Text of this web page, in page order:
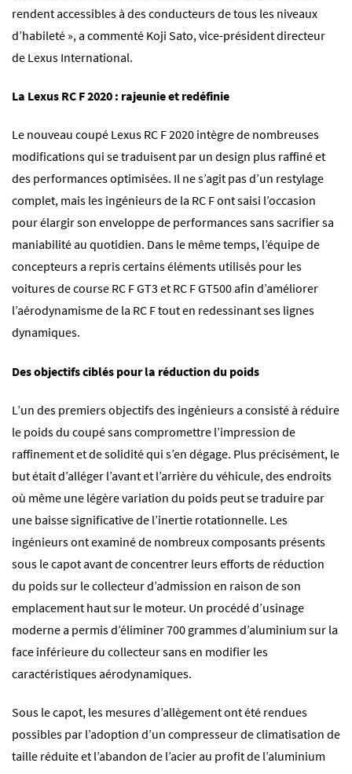
rendent accessibles à des conducteurs de tous les niveaux
d’habileté », a commenté Koji Sato, vice-président directeur
de Lexus International.
La Lexus RC F 2020 : rajeunie et redéfinie
Le nouveau coupé Lexus RC F 2020 intègre de nombreuses
modifications qui se traduisent par un design plus raffiné et
des performances optimisées. Il ne s’agit pas d’un restylage
complet, mais les ingénieurs de la RC F ont saisi l’occasion
pour élargir son enveloppe de performances sans sacrifier sa
maniabilité au quotidien. Dans le même temps, l’équipe de
concepteurs a repris certains éléments utilisés pour les
voitures de course RC F GT3 et RC F GT500 afin d’améliorer
l’aérodynamisme de la RC F tout en redessinant ses lignes
dynamiques.
Des objectifs ciblés pour la réduction du poids
L’un des premiers objectifs des ingénieurs a consisté à réduire
le poids du coupé sans compromettre l’impression de
raffinement et de solidité qui s’en dégage. Plus précisément, le
but était d’alléger l’avant et l’arrière du véhicule, des endroits
où même une légère variation du poids peut se traduire par
une baisse significative de l’inertie rotationnelle. Les
ingénieurs ont examiné de nombreux composants présents
sous le capot avant de concentrer leurs efforts de réduction
du poids sur le collecteur d’admission en raison de son
emplacement haut sur le moteur. Un procédé d’usinage
moderne a permis d’éliminer 700 grammes d’aluminium sur la
face inférieure du collecteur sans en modifier les
caractéristiques aérodynamiques.
Sous le capot, les mesures d’allègement ont été rendues
possibles par l’adoption d’un compresseur de climatisation de
taille réduite et l’abandon de l’acier au profit de l’aluminium